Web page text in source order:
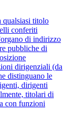
qualsiasi titolo
conferiti
di indirizzo
pubbliche di
dirigenziali (da
distinguano le
dirigenti
titolari di
con funzioni